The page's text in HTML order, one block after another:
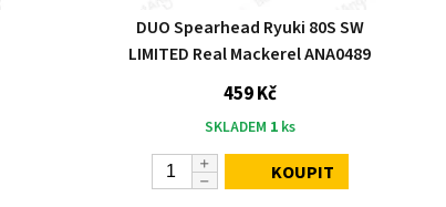
DUO Spearhead Ryuki 80S SW
LIMITED Real Mackerel ANA0489
459 Kč
SKLADEM 1 ks
KOUPIT